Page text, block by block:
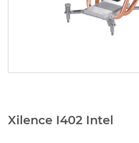
Xilence I402 Intel